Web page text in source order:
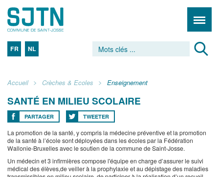
FR NL
Accueil Crèches & Ecoles Enseignement
SANTÉ EN MILIEU SCOLAIRE
PARTAGER TWEETER
La promotion de la santé, y compris la médecine préventive et la promotion
de la santé à l’école sont déployées dans les écoles par la Fédération
Wallonie-Bruxelles avec le soutien de la commune de Saint-Josse.
Un médecin et 3 infirmières compose l'équipe en charge d’assurer le suivi
médical des élèves,de veiller à la prophylaxie et au dépistage des maladies